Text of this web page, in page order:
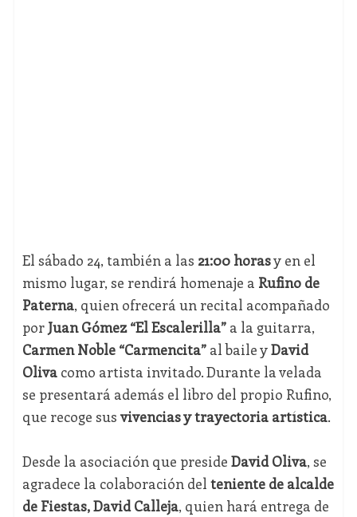
El sábado 24, también a las 21:00 horasy en el
mismo lugar, se rendirá homenaje a Rufino de
Paterna, quien ofrecerá un recital acompañado
por Juan Gómez “El Escalerilla”a la guitarra,
Carmen Noble “Carmencita”al baile yDavid
Olivacomo artista invitado. Durante la velada
se presentará además el libro del propio Rufino,
que recoge sus vivencias y trayectoria artística.
Desde la asociación que preside David Oliva, se
agradece la colaboración del teniente de alcalde
de Fiestas, David Calleja, quien hará entrega de